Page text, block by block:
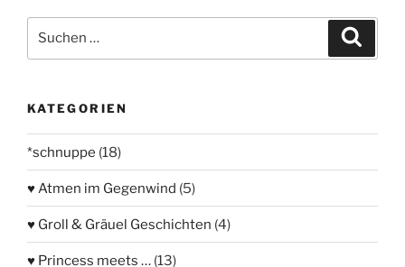
nach:
KATEGORIEN
*schnuppe (18)
♥ Atmen im Gegenwind (5)
♥ Groll & Gräuel Geschichten (4)
♥ Princess meets … (13)